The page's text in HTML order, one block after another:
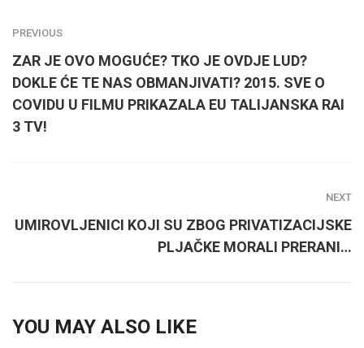
PREVIOUS
ZAR JE OVO MOGUĆE? TKO JE OVDJE LUD?
DOKLE ĆE TE NAS OBMANJIVATI? 2015. SVE O
COVIDU U FILMU PRIKAZALA EU TALIJANSKA RAI
3 TV!
NEXT
UMIROVLJENICI KOJI SU ZBOG PRIVATIZACIJSKE
PLJAČKE MORALI PRERANI…
YOU MAY ALSO LIKE